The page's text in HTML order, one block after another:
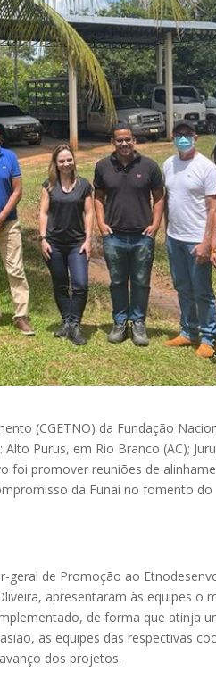
(CGETNO) da Fundação
Purus, em Rio Branco (AC);
foi promover reuniões de
da Funai no fomento do
geral de Promoção ao
apresentaram às equipes o
de forma que atinja
as equipes das respectivas
dos projetos.